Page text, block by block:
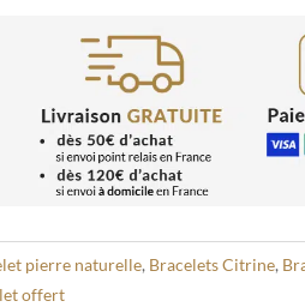
pierre naturelle, Bracelets Citrine,
offert